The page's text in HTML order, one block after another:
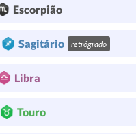
Escorpião
Sagitário retrógrado
Libra
Touro